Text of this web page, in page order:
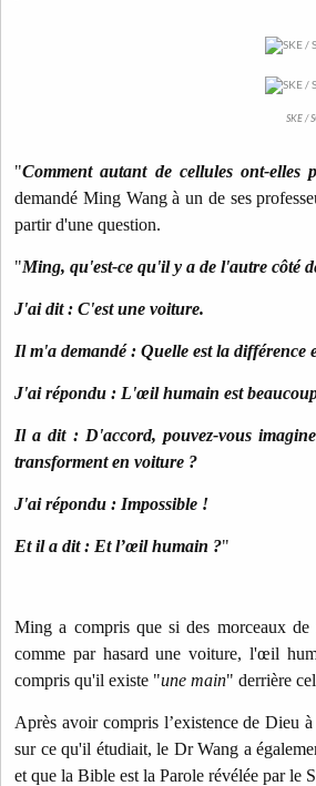
SKE /
"Comment autant de cellules ont-
demandé Ming Wang à un de ses
partir d'une question.
"Ming, qu'est-ce qu'il y a de l'autre côté
J'ai dit : C'est une voiture.
Il m'a demandé : Quelle est la
J'ai répondu : L'œil humain est
Il a dit : D'accord, pouvez-vous
transforment en voiture ?
J'ai répondu : Impossible !
Et il a dit : Et l’œil humain ?"
Ming a compris que si des morceaux de
comme par hasard une voiture, l'œil
compris qu'il existe "une main" derrière
Après avoir compris l’existence de Dieu
sur ce qu'il étudiait, le Dr Wang a
et que la Bible est la Parole révélée par le